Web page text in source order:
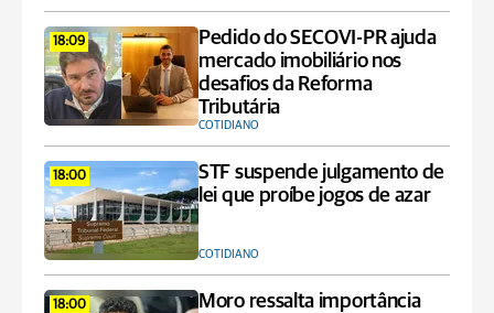
18:09
Pedido do SECOVI-PR ajuda
mercado imobiliário nos
desafios da Reforma
Tributária
COTIDIANO
18:00
STF suspende julgamento de
lei que proíbe jogos de azar
COTIDIANO
18:00
Moro ressalta importância